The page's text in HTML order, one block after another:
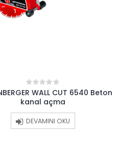
0
of
5
WALL CUT 6540 Beton
kanal açma
DEVAMINI OKU